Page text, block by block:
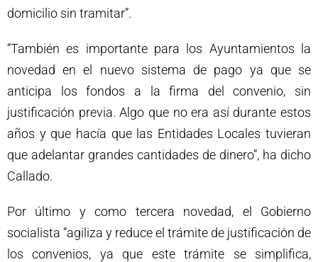
domicilio sin tramitar”.
“También es importante para los Ayuntamientos la
novedad en el nuevo sistema de pago ya que se
anticipa los fondos a la firma del convenio, sin
justificación previa. Algo que no era así durante estos
años y que hacía que las Entidades Locales tuvieran
que adelantar grandes cantidades de dinero”, ha dicho
Callado.
Por último y como tercera novedad, el Gobierno
socialista “agiliza y reduce el trámite de justificación de
los convenios, ya que este trámite se simplifica,